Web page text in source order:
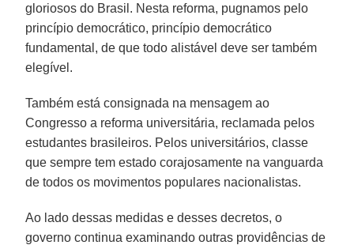
gloriosos do Brasil. Nesta reforma, pugnamos pelo
princípio democrático, princípio democrático
fundamental, de que todo alistável deve ser também
elegível.
Também está consignada na mensagem ao
Congresso a reforma universitária, reclamada pelos
estudantes brasileiros. Pelos universitários, classe
que sempre tem estado corajosamente na vanguarda
de todos os movimentos populares nacionalistas.
Ao lado dessas medidas e desses decretos, o
governo continua examinando outras providências de